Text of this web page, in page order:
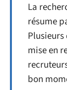
La
résume
mise en
bon